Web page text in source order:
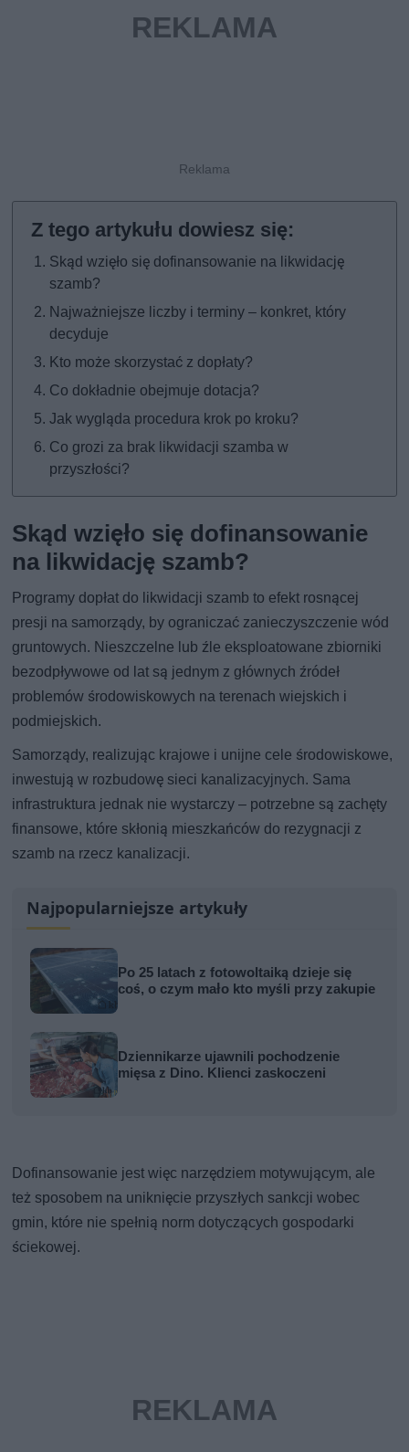
Skąd wzięło się dofinansowanie na likwidację
szamb?
Najważniejsze liczby i terminy – konkret, który
decyduje
Kto może skorzystać z dopłaty?
Co dokładnie obejmuje dotacja?
Jak wygląda procedura krok po kroku?
Co grozi za brak likwidacji szamba w
przyszłości?
Skąd wzięło się dofinansowanie
na likwidację szamb?
Programy dopłat do likwidacji szamb to efekt rosnącej
presji na samorządy, by ograniczać zanieczyszczenie wód
gruntowych. Nieszczelne lub źle eksploatowane zbiorniki
bezodpływowe od lat są jednym z głównych źródeł
problemów środowiskowych na terenach wiejskich i
podmiejskich.
Samorządy, realizując krajowe i unijne cele środowiskowe,
inwestują w rozbudowę sieci kanalizacyjnych. Sama
infrastruktura jednak nie wystarczy – potrzebne są zachęty
finansowe, które skłonią mieszkańców do rezygnacji z
szamb na rzecz kanalizacji.
Najpopularniejsze artykuły
Po 25 latach z fotowoltaiką dzieje się
coś, o czym mało kto myśli przy zakupie
Dziennikarze ujawnili pochodzenie
mięsa z Dino. Klienci zaskoczeni
Dofinansowanie jest więc narzędziem motywującym, ale
też sposobem na uniknięcie przyszłych sankcji wobec
gmin, które nie spełnią norm dotyczących gospodarki
ściekowej.